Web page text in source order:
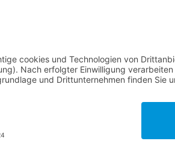
Würzburger Fass © 2026 |